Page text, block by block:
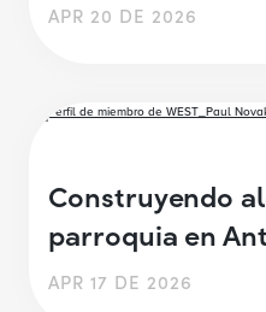
APR 20 DE 2026
Construyendo
parroquia en
APR 17 DE 2026